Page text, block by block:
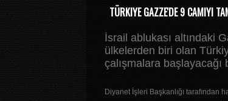
TÜRKIYE GAZZE'DE 9 CAMIYI
İsrail ablukası altındaki
ülkelerden biri olan
çalışmalara başlayacağı
Diyanet İşleri Başkanlığı